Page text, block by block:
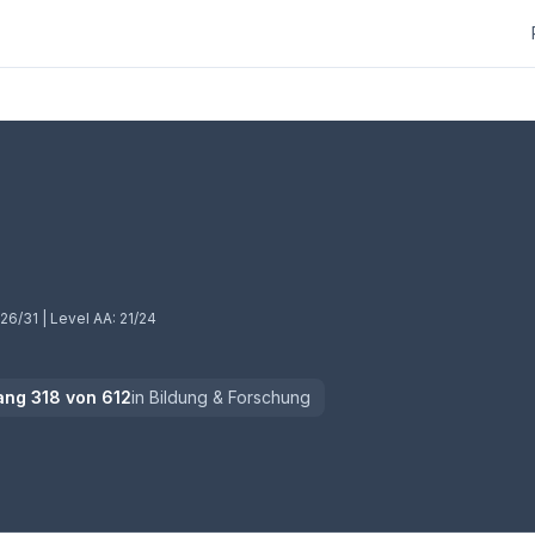
26/31 | Level AA: 21/24
318 von 612in Bildung & Forschung